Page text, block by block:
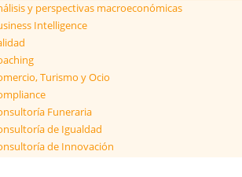
y perspectivas macroeconómicas
Intelligence
Turismo y Ocio
Funeraria
de Igualdad
de Innovación